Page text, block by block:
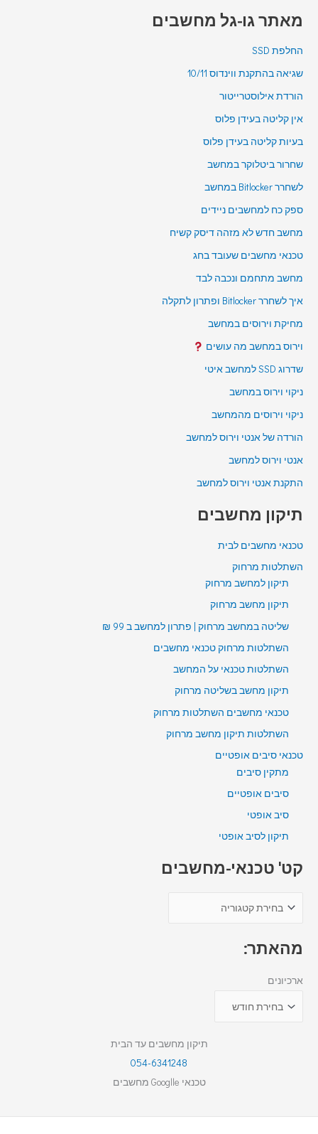
מאתר גו-גל מחשבים
החלפת SSD
שגיאה בהתקנת ווינדוס 10/11
הורדת אילוסטרייטור
אין קליטה בעידן פלוס
בעיות קליטה בעידן פלוס
שחרור ביטלוקר במחשב
לשחרר Bitlocker במחשב
ספק כח למחשבים ניידים
מחשב חדש לא מזהה דיסק קשיח
טכנאי מחשבים שעובד בחג
מחשב מתחמם ונכבה לבד
איך לשחרר Bitlocker ופתרון לתקלה
מחיקת וירוסים במחשב
וירוס במחשב מה עושים
שדרוג SSD למחשב איטי
ניקוי וירוס במחשב
ניקוי וירוסים מהמחשב
הורדה של אנטי וירוס למחשב
אנטי וירוס למחשב
התקנת אנטי וירוס למחשב
תיקון מחשבים
טכנאי מחשבים לבית
השתלטות מרחוק
תיקון למחשב מרחוק
תיקון מחשב מרחוק
שליטה במחשב מרחוק | פתרון למחשב ב 99 ₪
השתלטות מרחוק טכנאי מחשבים
השתלטות טכנאי על המחשב
תיקון מחשב בשליטה מרחוק
טכנאי מחשבים השתלטות מרחוק
השתלטות תיקון מחשב מרחוק
טכנאי סיבים אופטיים
מתקין סיבים
סיבים אופטיים
סיב אופטי
תיקון לסיב אופטי
קט' טכנאי-מחשבים
מהאתר:
ארכיונים
תיקון מחשבים עד הבית
054-6341248
טכנאי Googlle מחשבים